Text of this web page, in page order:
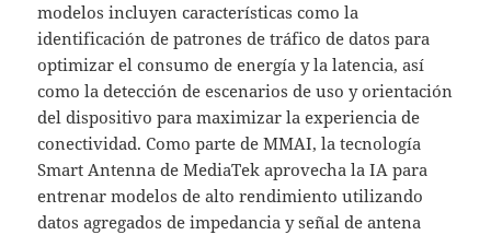
modelos incluyen características como la
identificación de patrones de tráfico de datos para
optimizar el consumo de energía y la latencia, así
como la detección de escenarios de uso y orientación
del dispositivo para maximizar la experiencia de
conectividad. Como parte de MMAI, la tecnología
Smart Antenna de MediaTek aprovecha la IA para
entrenar modelos de alto rendimiento utilizando
datos agregados de impedancia y señal de antena